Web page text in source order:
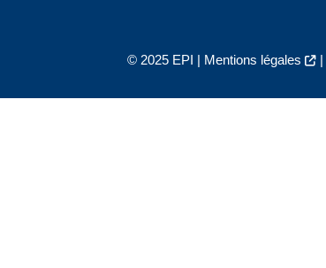
© 2025 EPI | Mentions légales |